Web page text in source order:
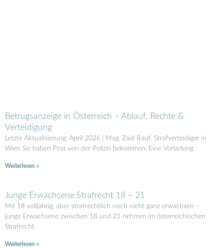
Betrugsanzeige in Österreich – Ablauf, Rechte &
Verteidigung
Letzte Aktualisierung: April 2026 | Mag. Zaid Rauf, Strafverteidiger in
Wien Sie haben Post von der Polizei bekommen. Eine Vorladung
Weiterlesen »
Junge Erwachsene Strafrecht 18 – 21
Mit 18 volljährig, aber strafrechtlich noch nicht ganz erwachsen –
junge Erwachsene zwischen 18 und 21 nehmen im österreichischen
Strafrecht
Weiterlesen »